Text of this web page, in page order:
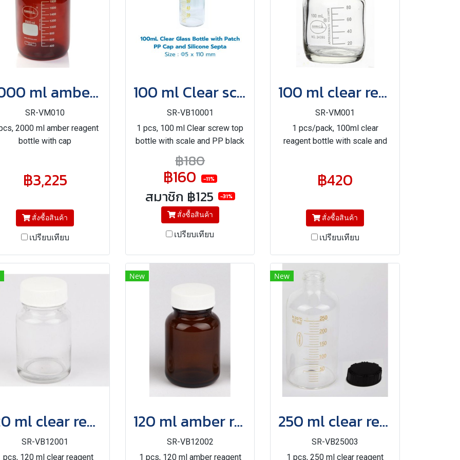
2000 ml amber reagent bottle with cap
SR-VM010
2000 ml amber reagent
bottle with cap
฿3,225
สั่งซื้อสินค้า
เปรียบเทียบ
100 ml Clear screw top bottle with scale and PP black solid cap/PTFE Silicone septa
SR-VB10001
1 pcs, 100 ml Clear screw top
bottle with scale and PP black
solid cap/PTFE Silicone septa
฿180
฿160 -11%
สมาชิก ฿125 -31%
สั่งซื้อสินค้า
เปรียบเทียบ
100 ml clear reagent bottle with scale and blue cap(copy)
SR-VM001
1 pcs/pack, 100ml clear
reagent bottle with scale and
฿420
สั่งซื้อสินค้า
เปรียบเทียบ
120 ml clear reagent bottle with solid cap
SR-VB12001
pcs, 120 ml clear reagent
New
120 ml amber reagent bottle with cap and PTFE septa
SR-VB12002
1 pcs, 120 ml amber reagent
New
250 ml clear reagent bottle with cap
SR-VB25003
1 pcs, 250 ml clear reagent